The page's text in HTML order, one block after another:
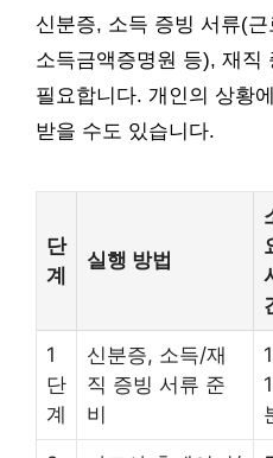
신분증, 소득 증빙 서류(
소득금액증명원 등), 재직
필요합니다. 개인의 상황
받을 수도 있습니다.
단
계
실행 방법
1
단
계
신분증, 소득/재
직 증빙 서류 준
비